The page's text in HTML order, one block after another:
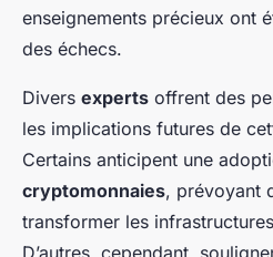
enseignements précieux ont
des échecs.
Divers experts offrent des
les implications futures de
Certains anticipent une
cryptomonnaies, prévoyant
transformer les